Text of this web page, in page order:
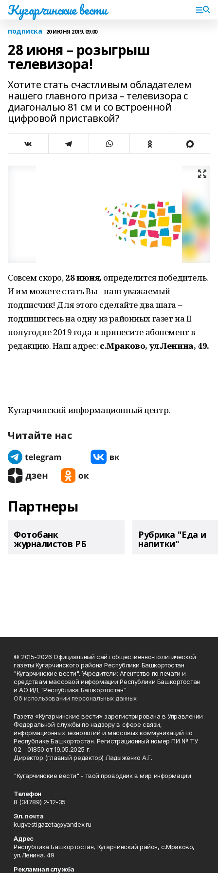
Кугарчинские вести
подписка 20 ИЮНЯ 2019, 09:00
28 июня – розыгрыш
телевизора!
Хотите стать счастливым обладателем
нашего главного приза – телевизора с
диагональю 81 см и со встроенной
цифровой приставкой?
Совсем скоро,28 июня, определится победитель.
И им можете стать Вы - наш уважаемый
подписчик! Для этого сделайте два шага –
подпишитесь на одну из районных газет на II
полугодие 2019 года и принесите абонемент в
редакцию. Наш адрес: с.Мраково, ул.Ленина, 49.
Кугарчинский информационный центр.
Читайте нас
Партнеры
Фотобанк
журналистов РБ
Рубрика "Еда и
напитки"
© 2015-2026 Официальный сайт общественно-политической
газеты Кугарчинского района Республики Башкортостан
"Кугарчинские вести". Учредители: Агентство по печати и
средствам массовой информации Республики Башкортостан
и АО ИД "Республика Башкортостан"
Об использовании персональных данных
Газета «Кугарчинские вести» зарегистрирована в Управлении
Федеральной службы по надзору в сфере связи,
информационных технологий и массовых коммуникаций по
Республике Башкортостан. Регистрационный номер ПИ № ТУ
02 - 01850 от 19.05.2025 г.
Директор (главный редактор) Ладыженко А.Г.
"Кугарчинские вести" - твой проводник в мир информации
Телефон
8 (34789) 2-12-35
Эл. почта
kugvestigazeta@yandex.ru
Адрес
Республика Башкортостан, Кугарчинский район, с.Мраково,
ул.Ленина, 49
Рекламная служба